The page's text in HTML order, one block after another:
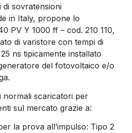
sovratensioni
in Italy, propone lo
PV Y 1000 ff – cod. 210 110,
di varistore con tempi di
ns tipicamente installato
del fotovoltaico e/o
normali scaricatori per
sul mercato grazie a:
la prova all’impulso: Tipo 2